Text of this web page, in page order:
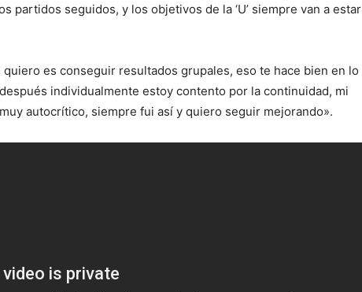
partidos seguidos, y los objetivos de la ‘U’ siempre van a estar
quiero es conseguir resultados grupales, eso te hace bien en lo
individualmente estoy contento por la continuidad, mi
autocrítico, siempre fui así y quiero seguir mejorando».